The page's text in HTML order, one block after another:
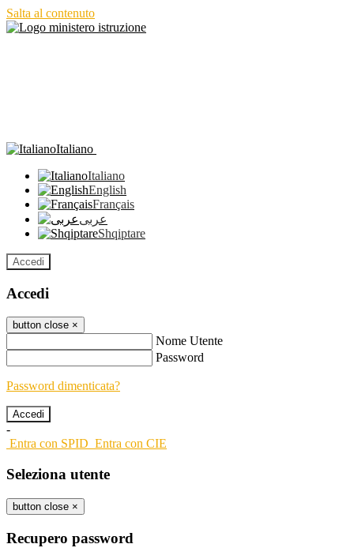
Salta al contenuto
Italiano
Italiano
English
Français
عربى
Shqiptare
Accedi
Accedi
button close ×
Nome Utente
Password
Password dimenticata?
-
Entra con SPID Entra con CIE
Seleziona utente
button close ×
Recupero password